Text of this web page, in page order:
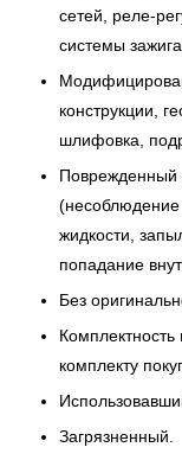
сетей, реле-
системы
конструкции,
шлифовка,
Поврежденный
(несоблюдение
жидкости,
попадание
Без
Комплектность
комплекту
Загрязненный.